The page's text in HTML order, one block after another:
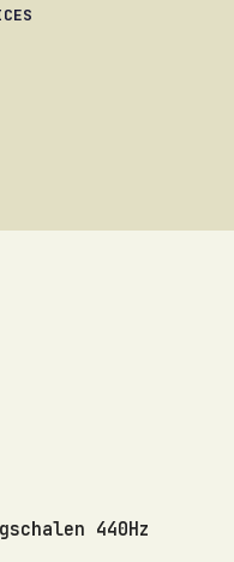
440Hz